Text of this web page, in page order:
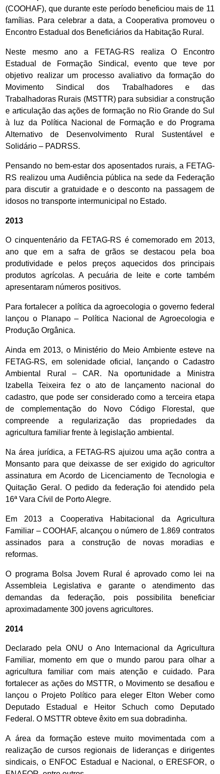
(COOHAF), que durante este período beneficiou mais de 11
famílias. Para celebrar a data, a Cooperativa promoveu o
Encontro Estadual dos Beneficiários da Habitação Rural.
Neste mesmo ano a FETAG-RS realiza O Encontro
Estadual de Formação Sindical, evento que teve por
objetivo realizar um processo avaliativo da formação do
Movimento Sindical dos Trabalhadores e das
Trabalhadoras Rurais (MSTTR) para subsidiar a construção
e articulação das ações de formação no Rio Grande do Sul
à luz da Política Nacional de Formação e do Programa
Alternativo de Desenvolvimento Rural Sustentável e
Solidário – PADRSS.
Pensando no bem-estar dos aposentados rurais, a FETAG-
RS realizou uma Audiência pública na sede da Federação
para discutir a gratuidade e o desconto na passagem de
idosos no transporte intermunicipal no Estado.
2013
O cinquentenário da FETAG-RS é comemorado em 2013,
ano que em a safra de grãos se destacou pela boa
produtividade e pelos preços aquecidos dos principais
produtos agrícolas. A pecuária de leite e corte também
apresentaram números positivos.
Para fortalecer a política da agroecologia o governo federal
lançou o Planapo – Política Nacional de Agroecologia e
Produção Orgânica.
Ainda em 2013, o Ministério do Meio Ambiente esteve na
FETAG-RS, em solenidade oficial, lançando o Cadastro
Ambiental Rural – CAR. Na oportunidade a Ministra
Izabella Teixeira fez o ato de lançamento nacional do
cadastro, que pode ser considerado como a terceira etapa
de complementação do Novo Código Florestal, que
compreende a regularização das propriedades da
agricultura familiar frente à legislação ambiental.
Na área jurídica, a FETAG-RS ajuizou uma ação contra a
Monsanto para que deixasse de ser exigido do agricultor
assinatura em Acordo de Licenciamento de Tecnologia e
Quitação Geral. O pedido da federação foi atendido pela
16ª Vara Cívil de Porto Alegre.
Em 2013 a Cooperativa Habitacional da Agricultura
Familiar – COOHAF, alcançou o número de 1.869 contratos
assinados para a construção de novas moradias e
reformas.
O programa Bolsa Jovem Rural é aprovado como lei na
Assembleia Legislativa e garante o atendimento das
demandas da federação, pois possibilita beneficiar
aproximadamente 300 jovens agricultores.
2014
Declarado pela ONU o Ano Internacional da Agricultura
Familiar, momento em que o mundo parou para olhar a
agricultura familiar com mais atenção e cuidado. Para
fortalecer as ações do MSTTR, o Movimento se desafiou e
lançou o Projeto Político para eleger Elton Weber como
Deputado Estadual e Heitor Schuch como Deputado
Federal. O MSTTR obteve êxito em sua dobradinha.
A área da formação esteve muito movimentada com a
realização de cursos regionais de lideranças e dirigentes
sindicais, o ENFOC Estadual e Nacional, o ERESFOR, o